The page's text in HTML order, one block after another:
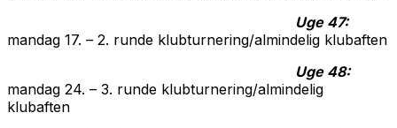
Uge 47:
mandag 17. – 2. runde klubturnering/almindelig klubaften
Uge 48:
mandag 24. – 3. runde klubturnering/almindelig
klubaften